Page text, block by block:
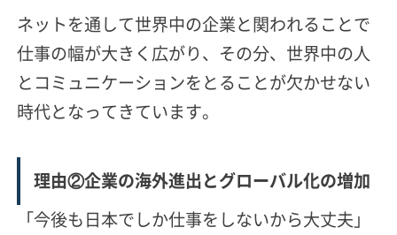
ネットを通して世界中の企業と関われることで
仕事の幅が大きく広がり、その分、世界中の人
とコミュニケーションをとることが欠かせない
時代となってきています。
理由②企業の海外進出とグローバル化の増加
「今後も日本でしか仕事をしないから大丈夫」